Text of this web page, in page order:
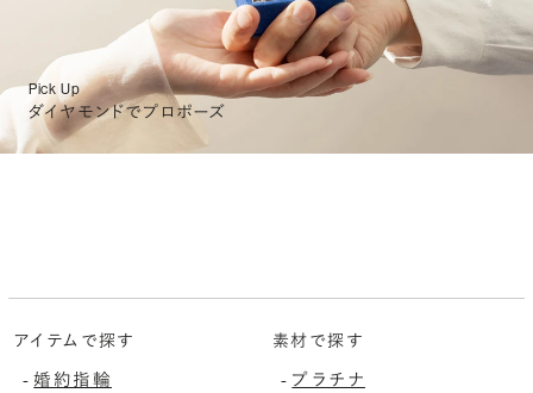
Pick Up
ダイヤモンドでプロポーズ
アイテムで探す
-婚約指輪
素材で探す
- プラチナ